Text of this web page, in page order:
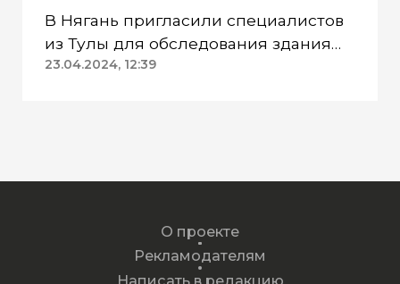
В Нягань пригласили специалистов
из Тулы для обследования здания
ДК «Геолог»
23.04.2024, 12:39
О проекте
Рекламодателям